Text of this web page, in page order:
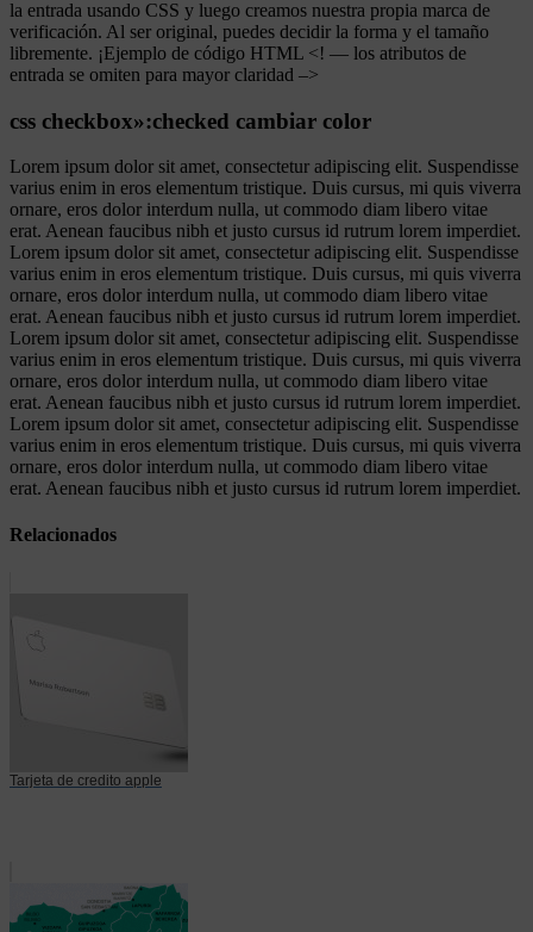
la entrada usando CSS y luego creamos nuestra propia marca de
verificación. Al ser original, puedes decidir la forma y el tamaño
libremente. ¡Ejemplo de código HTML <! — los atributos de
entrada se omiten para mayor claridad –>
css checkbox»:checked cambiar color
Lorem ipsum dolor sit amet, consectetur adipiscing elit. Suspendisse
varius enim in eros elementum tristique. Duis cursus, mi quis viverra
ornare, eros dolor interdum nulla, ut commodo diam libero vitae
erat. Aenean faucibus nibh et justo cursus id rutrum lorem imperdiet.
Lorem ipsum dolor sit amet, consectetur adipiscing elit. Suspendisse
varius enim in eros elementum tristique. Duis cursus, mi quis viverra
ornare, eros dolor interdum nulla, ut commodo diam libero vitae
erat. Aenean faucibus nibh et justo cursus id rutrum lorem imperdiet.
Lorem ipsum dolor sit amet, consectetur adipiscing elit. Suspendisse
varius enim in eros elementum tristique. Duis cursus, mi quis viverra
ornare, eros dolor interdum nulla, ut commodo diam libero vitae
erat. Aenean faucibus nibh et justo cursus id rutrum lorem imperdiet.
Lorem ipsum dolor sit amet, consectetur adipiscing elit. Suspendisse
varius enim in eros elementum tristique. Duis cursus, mi quis viverra
ornare, eros dolor interdum nulla, ut commodo diam libero vitae
erat. Aenean faucibus nibh et justo cursus id rutrum lorem imperdiet.
Relacionados
Tarjeta de credito apple